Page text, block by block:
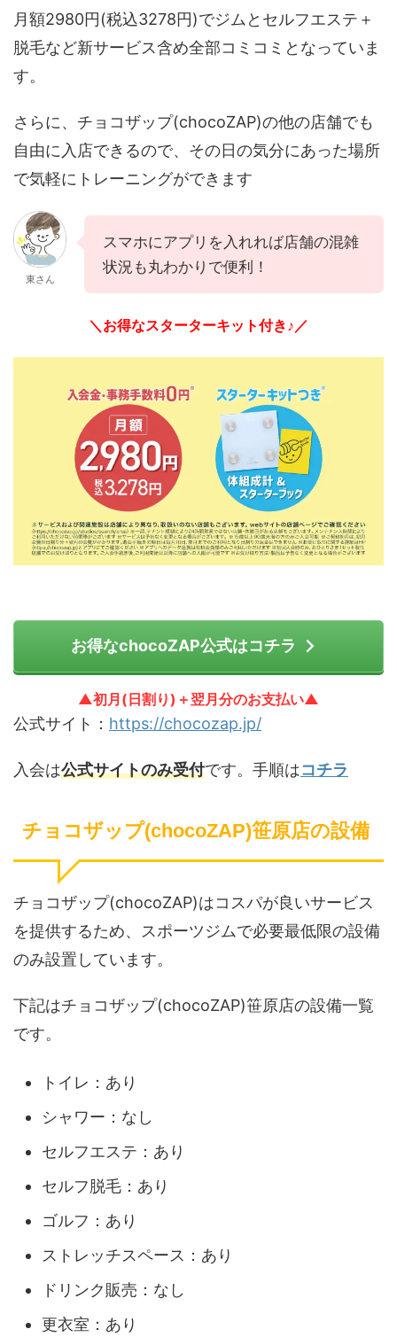
月額2980円(税込3278円)でジムとセルフエステ＋
脱毛など新サービス含め全部コミコミとなっていま
す。
さらに、チョコザップ(chocoZAP)の他の店舗でも
自由に入店できるので、その日の気分にあった場所
で気軽にトレーニングができます
東さん
スマホにアプリを入れれば店舗の混雑
状況も丸わかりで便利！
＼お得なスターターキット付き♪／
お得なchocoZAP公式はコチラ
▲初月(日割り)＋翌月分のお支払い▲
公式サイト： https://chocozap.jp/
入会は公式サイトのみ受付です。手順はコチラ
チョコザップ(chocoZAP)笹原店の設備
チョコザップ(chocoZAP)はコスパが良いサービス
を提供するため、スポーツジムで必要最低限の設備
のみ設置しています。
下記はチョコザップ(chocoZAP)笹原店の設備一覧
です。
トイレ：あり
シャワー：なし
セルフエステ：あり
セルフ脱毛：あり
ゴルフ：あり
ストレッチスペース：あり
ドリンク販売：なし
更衣室：あり